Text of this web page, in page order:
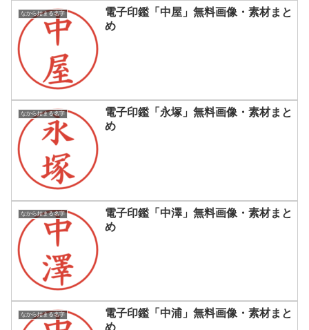
なから始まる名字
電子印鑑「中屋」無料画像・素材まと
め
なから始まる名字
電子印鑑「永塚」無料画像・素材まと
め
なから始まる名字
電子印鑑「中澤」無料画像・素材まと
め
なから始まる名字
電子印鑑「中浦」無料画像・素材まと
め